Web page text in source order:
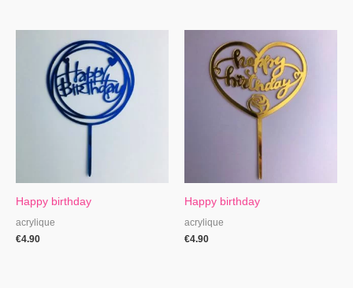
Happy birthday
acrylique
€4.90
Happy birthday
acrylique
€4.90